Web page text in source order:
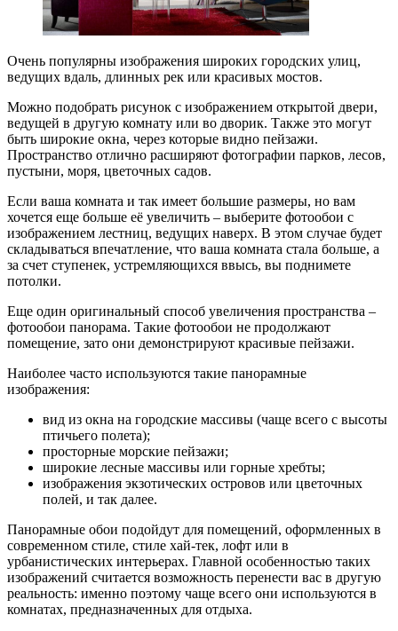
Очень популярны изображения широких городских улиц,
ведущих вдаль, длинных рек или красивых мостов.
Можно подобрать рисунок с изображением открытой двери,
ведущей в другую комнату или во дворик. Также это могут
быть широкие окна, через которые видно пейзажи.
Пространство отлично расширяют фотографии парков, лесов,
пустыни, моря, цветочных садов.
Если ваша комната и так имеет большие размеры, но вам
хочется еще больше её увеличить – выберите фотообои с
изображением лестниц, ведущих наверх. В этом случае будет
складываться впечатление, что ваша комната стала больше, а
за счет ступенек, устремляющихся ввысь, вы поднимете
потолки.
Еще один оригинальный способ увеличения пространства –
фотообои панорама. Такие фотообои не продолжают
помещение, зато они демонстрируют красивые пейзажи.
Наиболее часто используются такие панорамные
изображения:
вид из окна на городские массивы (чаще всего с высоты
птичьего полета);
просторные морские пейзажи;
широкие лесные массивы или горные хребты;
изображения экзотических островов или цветочных
полей, и так далее.
Панорамные обои подойдут для помещений, оформленных в
современном стиле, стиле хай-тек, лофт или в
урбанистических интерьерах. Главной особенностью таких
изображений считается возможность перенести вас в другую
реальность: именно поэтому чаще всего они используются в
комнатах, предназначенных для отдыха.